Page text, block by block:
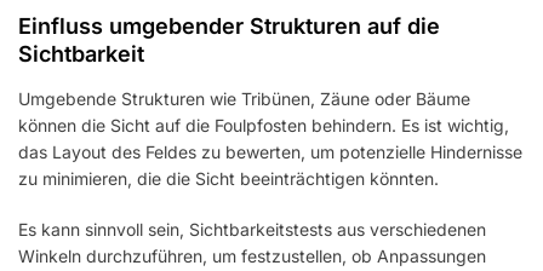
Einfluss umgebender Strukturen auf die
Sichtbarkeit
Umgebende Strukturen wie Tribünen, Zäune oder Bäume
können die Sicht auf die Foulpfosten behindern. Es ist wichtig,
das Layout des Feldes zu bewerten, um potenzielle Hindernisse
zu minimieren, die die Sicht beeinträchtigen könnten.
Es kann sinnvoll sein, Sichtbarkeitstests aus verschiedenen
Winkeln durchzuführen, um festzustellen, ob Anpassungen